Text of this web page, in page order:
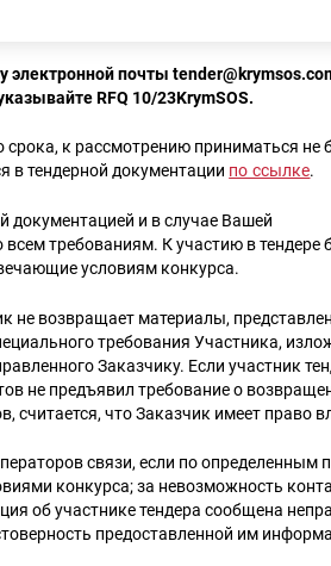
почты
RFQ 10/23KrymSOS.
к рассмотрению приниматься не
в тендерной документации по ссылке.
документацией и в случае Вашей
требованиям. К участию в тендере
условиям конкурса.
не возвращает материалы,
требования Участника,
Заказчику. Если участник
не предъявил требование о
считается, что Заказчик имеет право
связи, если по определенным
конкурса; за невозможность
об участнике тендера сообщена
предоставленной им